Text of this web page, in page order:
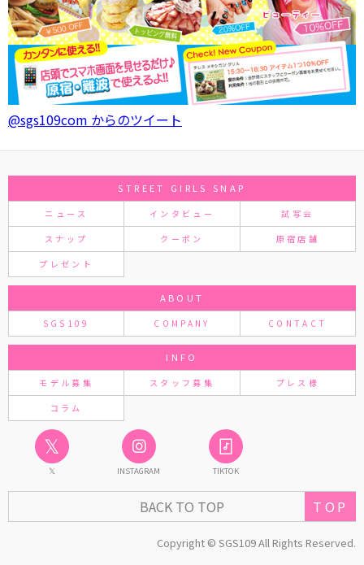
@sgs109com からのツイート
STREET GIRLS SNAP
ニュース インタビュー 試写会
スナップ クーポン 原宿店舗
プレゼント
ABOUT
SGS109 COMPANY CONTACT
INFO
モデル募集 スタッフ募集 プレス様
コラム
𝕏
𝕏 INSTAGRAM TIKTOK
BACK TO TOP
Copyright © SGS109 All Rights Reserved.
TOP